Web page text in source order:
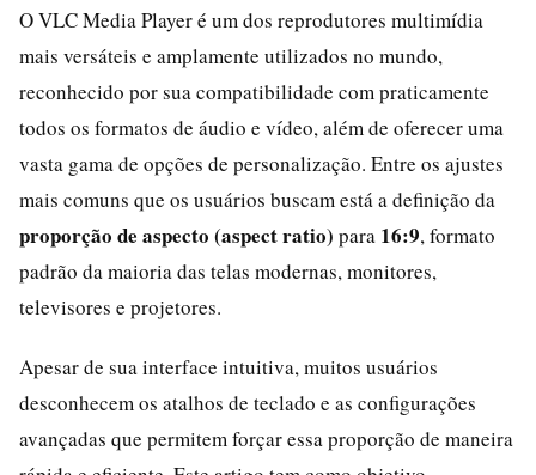
O VLC Media Player é um dos reprodutores multimídia
mais versáteis e amplamente utilizados no mundo,
reconhecido por sua compatibilidade com praticamente
todos os formatos de áudio e vídeo, além de oferecer uma
vasta gama de opções de personalização. Entre os ajustes
mais comuns que os usuários buscam está a definição da
proporção de aspecto (aspect ratio) para 16:9, formato
padrão da maioria das telas modernas, monitores,
televisores e projetores.
Apesar de sua interface intuitiva, muitos usuários
desconhecem os atalhos de teclado e as configurações
avançadas que permitem forçar essa proporção de maneira